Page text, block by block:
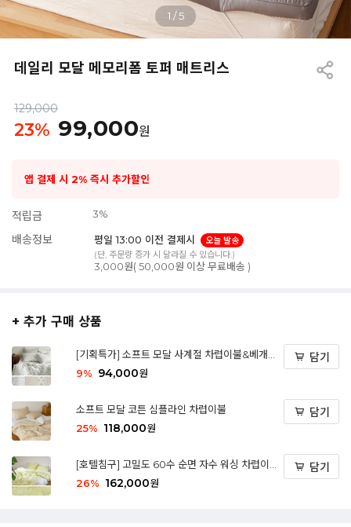
1 /5
데일리 모달 메모리폼 토퍼 매트리스
129,000
23% 99,000원
앱 결제 시 2% 즉시 추가할인
적립금 3%
배송정보 평일 13:00 이전 결제시
오늘 발송
(단, 주문량 증가 시 달라질 수 있습니다.)
3,000원( 50,000원 이상 무료배송 )
+ 추가 구매 상품
[기획특가] 소프트 모달 사계절 차렵이불&베개커
버 세트
9% 94,000원
담기
소프트 모달 코튼 심플라인 차렵이불
25% 118,000원
담기
[호텔침구] 고밀도 60수 순면 자수 워싱 차렵이불
세트 - 02 Lime
26% 162,000원
담기